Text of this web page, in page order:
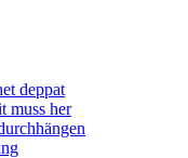
deppat
muss her